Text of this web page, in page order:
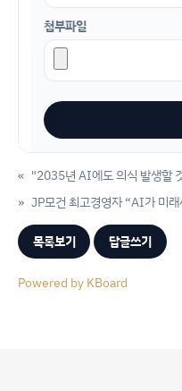
첨부파일
« "2035년 AI에도 의식 발생할
JP모건 최고경영자 “AI가 미
»
목록보기 답글쓰기
Powered by KBoard